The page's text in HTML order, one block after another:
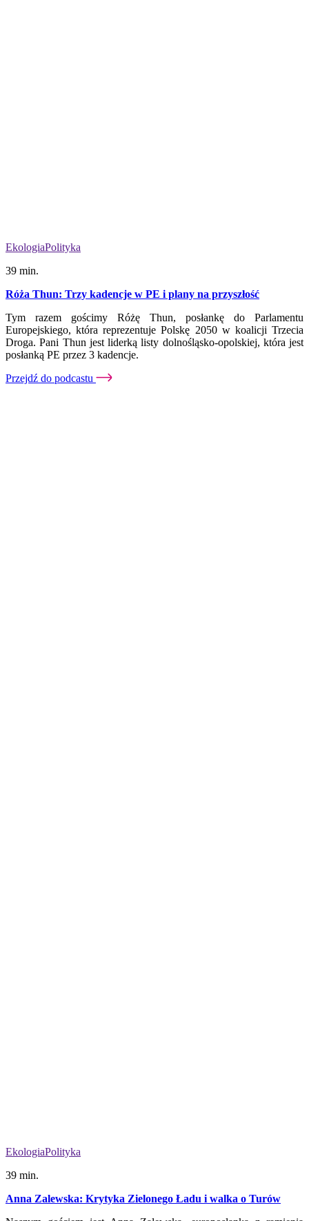
EkologiaPolityka
39 min.
Róża Thun: Trzy kadencje w PE i plany na przyszłość
Tym razem gościmy Różę Thun, posłankę do Parlamentu
Europejskiego, która reprezentuje Polskę 2050 w koalicji Trzecia
Droga. Pani Thun jest liderką listy dolnośląsko-opolskiej, która jest
posłanką PE przez 3 kadencje.
Przejdź do podcastu
EkologiaPolityka
39 min.
Anna Zalewska: Krytyka Zielonego Ładu i walka o Turów